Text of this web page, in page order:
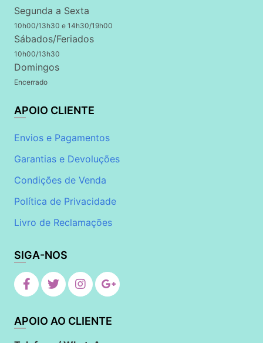
Segunda a Sexta
10h00/13h30 e 14h30/19h00
Sábados/Feriados
10h00/13h30
Domingos
Encerrado
APOIO CLIENTE
Envios e Pagamentos
Garantias e Devoluções
Condições de Venda
Política de Privacidade
Livro de Reclamações
SIGA-NOS
APOIO AO CLIENTE